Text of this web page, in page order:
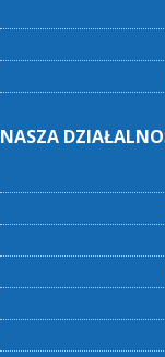
NASZA